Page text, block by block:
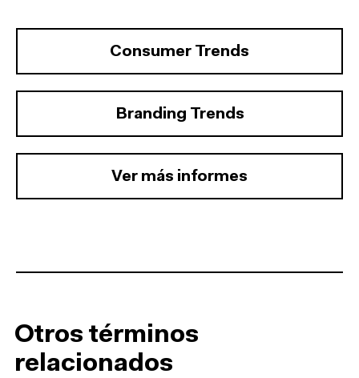
Consumer Trends
Branding Trends
Ver más informes
Otros términos
relacionados